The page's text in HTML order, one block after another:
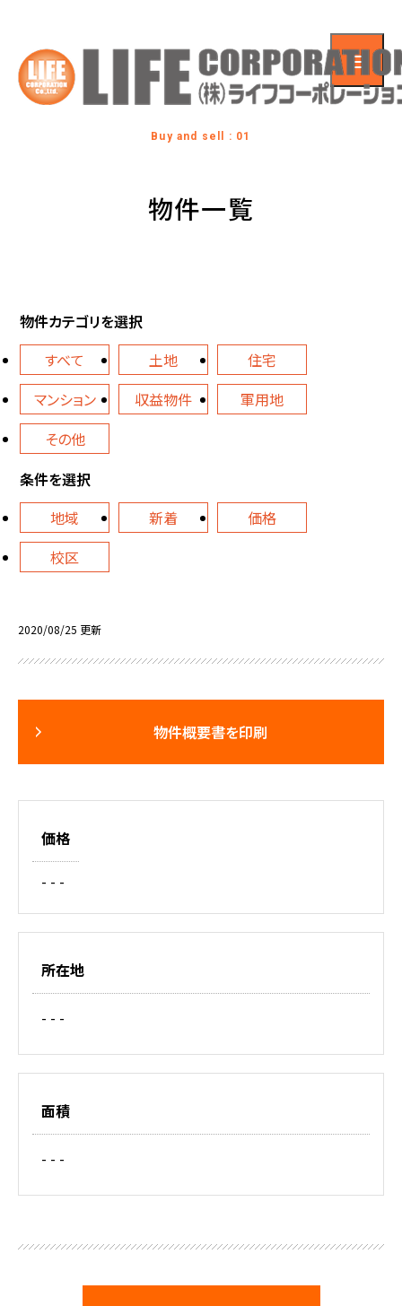
Buy and sell : 01
物件一覧
物件カテゴリを選択
すべて
土地
住宅
マンション
収益物件
軍用地
その他
条件を選択
地域
新着
価格
校区
2020/08/25 更新
物件概要書を印刷
価格
- - -
所在地
- - -
面積
- - -